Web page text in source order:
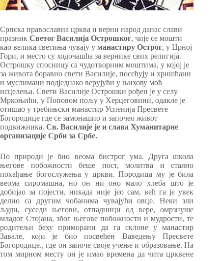
Српска православна црква и верни народ данас слави
празник Светог Василија Острошког, чије се мошти
као велика светиња чувају у манастиру Острог, у Црној
Гори, и место су ходочашћа за вернике свих религија.
Острошку спосницу са чудотворним моштима, у којој је
за живота боравио свети Василије, посећују и хришћани
и муслимани подједнако верујући у њихову моћ
исцелења. Свети Василије Острошки рођен је у селу
Мркоњићи, у Поповом пољу у Херцеговини, одакле је
отишао у требињски манастир Успенија Пресвете
Богородице где се замонашио и започео живот
подвижника. Св. Василије је и слава Хуманитарне
организације Срби за Србе.
По природи је био веома бистрог ума. Друга школа
његове побожности беше пост, молитва и стално
похађање богослужења у цркви. Породица му је била
веома сиромашна, но он ни оно мало хлеба што је
добијао за појести, никада није јео сам, већ га је увек
делио са другим чобанима чувајући овце. Неки зли
људи, суседи његови, отпадници од вере, омрзнуше
младог Стојана, због његове побожности и мудрости, те
родитељи беху приморани да га склоне у манастир
Завале, који је био посвећен Ваведењу Пресвете
Богородице., где он започе своје учење и образовање. На
том мирном месту он је имао времена да чита црквене